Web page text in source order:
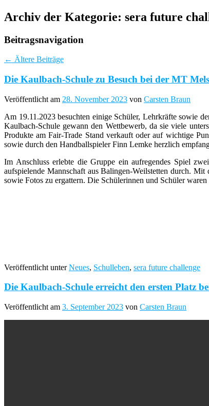
Archiv der Kategorie: sera future
Beitragsnavigation
← Ältere Beiträge
Die Kaulbach-Schule zu Besuch bei der MT
Veröffentlicht am 28. November 2023 von Carsten Braun
Am 19.11.2023 besuchten einige Schüler, Lehrkräfte sowie
Kaulbach-Schule gewann den Wettbewerb, da sie viele
Produkte am Fair-Trade Stand verkauft oder auf wichtige
sowie durch den Handballspieler Finn Lemke herzlich
Im Anschluss erlebte die Gruppe ein aufregendes Spiel
aufspielende Mannschaft aus Balingen-Weilstetten durch.
sowie Fotos zu ergattern. Die Schülerinnen und Schüler
Veröffentlicht unter Neues, Schulleben, sera future challenge
Die Kaulbach-Schule erreicht den ersten Platz
Veröffentlicht am 3. September 2023 von Carsten Braun